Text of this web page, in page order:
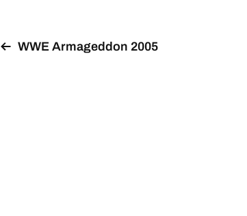
WWE Armageddon 2005